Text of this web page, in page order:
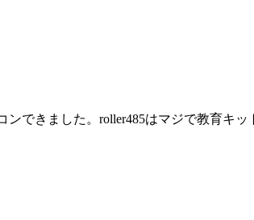
ンできました。roller485はマジで教育キッ